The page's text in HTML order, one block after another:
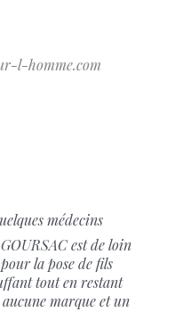
l-homme.com
médecins
est de loin
la pose de fils
tout en restant
marque et un